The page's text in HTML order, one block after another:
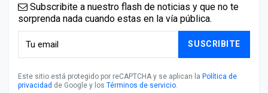
Subscribite a nuestro flash de noticias y que no te
sorprenda nada cuando estas en la vía pública.
SUSCRIBITE
Este sitio está protegido por reCAPTCHA y se aplican la Política de
privacidad de Google y los Términos de servicio.